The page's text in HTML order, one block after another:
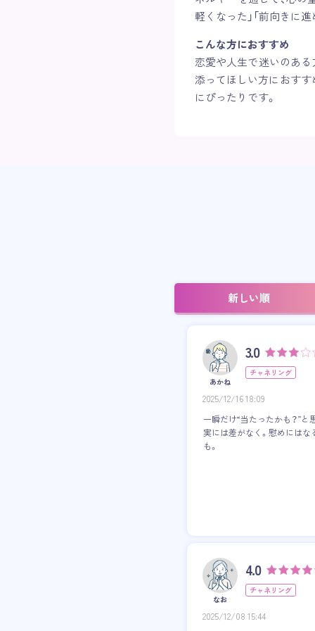
軽くなった」「前向きに
こんな方におすすめ
恋愛や人生で迷いのあ
添ってほしい方におす
にぴったりです。
新しい順
あかね
3.0
チャネリング
2025/12/16 18:09
一瞬だけ“当たったかも？”と
実には差がなく。慰めにはな
も。
なお
4.0
チャネリング
2025/12/08 15:44